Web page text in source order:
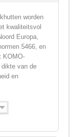
worden
kwaliteitsvol
Europa,
5466, en
KOMO-
van de
en